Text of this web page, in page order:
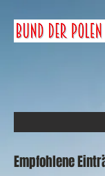
Empfohlene